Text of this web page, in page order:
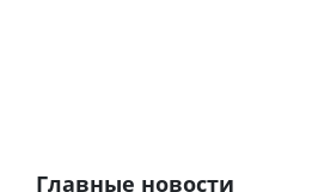
Главные новости